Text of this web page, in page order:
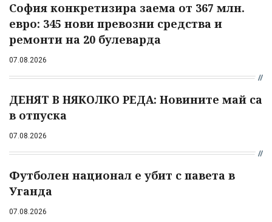
София конкретизира заема от 367 млн.
евро: 345 нови превозни средства и
ремонти на 20 булеварда
07.08.2026
ДЕНЯТ В НЯКОЛКО РЕДА: Новините май са
в отпуска
07.08.2026
Футболен национал е убит с павета в
Уганда
07.08.2026